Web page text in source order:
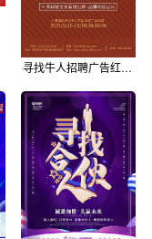
寻找牛人招聘广告红色简约手机海报